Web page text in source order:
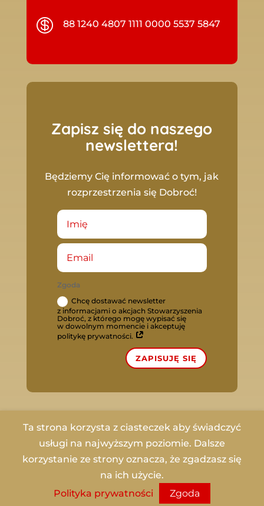
 88 1240 4807 1111 0000 5537 5847
Zapisz się do naszego
newslettera!
Będziemy Cię informować o tym, jak
rozprzestrzenia się Dobroć!
Zgoda
Chcę dostawać newsletter
z informacjami o akcjach Stowarzyszenia
Dobroć, z którego mogę wypisać się
w dowolnym momencie i akceptuję
politykę prywatności.
ZAPISUJĘ SIĘ
Copyrights © 2023 Stowarzyszenie Dobroć |
All rights reserved. Utrzymanie i wsparcie
Polityka Prywatnosci
Regulamin DarowiznIRegulamin Sklepu
Ta strona korzysta z ciasteczek aby świadczyć
usługi na najwyższym poziomie. Dalsze
korzystanie ze strony oznacza, że zgadzasz się
na ich użycie.
Polityka prywatności
Zgoda